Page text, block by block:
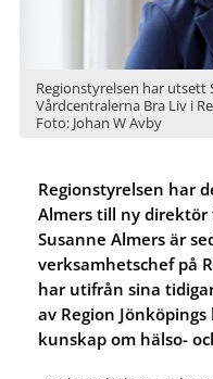
Regionstyrelsen har
Vårdcentralerna Bra Liv i
Foto: Johan W Avby
Regionstyrelsen har
Almers till ny direktör
Susanne Almers är
verksamhetschef på
har utifrån sina
av Region
kunskap om hälso-